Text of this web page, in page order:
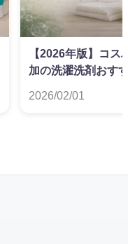
【2026年版】コス
加の洗濯洗剤おす
2026/02/01